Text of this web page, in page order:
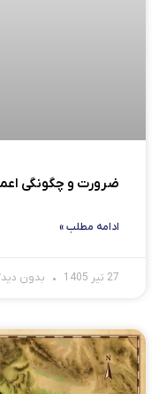
ضرورت و چگونگی
ادامه مطلب »
27 تیر 1405 بدون